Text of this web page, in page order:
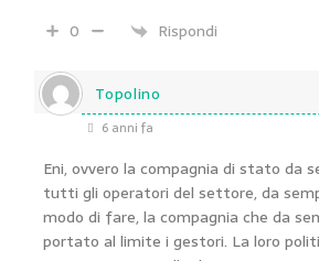
0
Rispondi
Topolino
6 anni fa
Eni, ovvero la compagnia di stato da
tutti gli operatori del settore, da
modo di fare, la compagnia che da
portato al limite i gestori. La loro